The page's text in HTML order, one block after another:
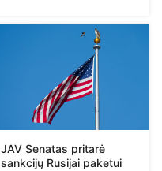
JAV Senatas pritarė
sankcijų Rusijai paketui